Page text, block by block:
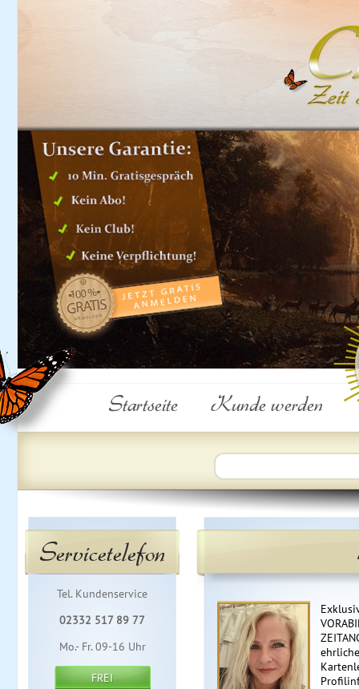
Startseite Kunde werden
Servicetelefon
Tel. Kundenservice
02332 517 89 77
Mo.- Fr. 09-16 Uhr
FREI